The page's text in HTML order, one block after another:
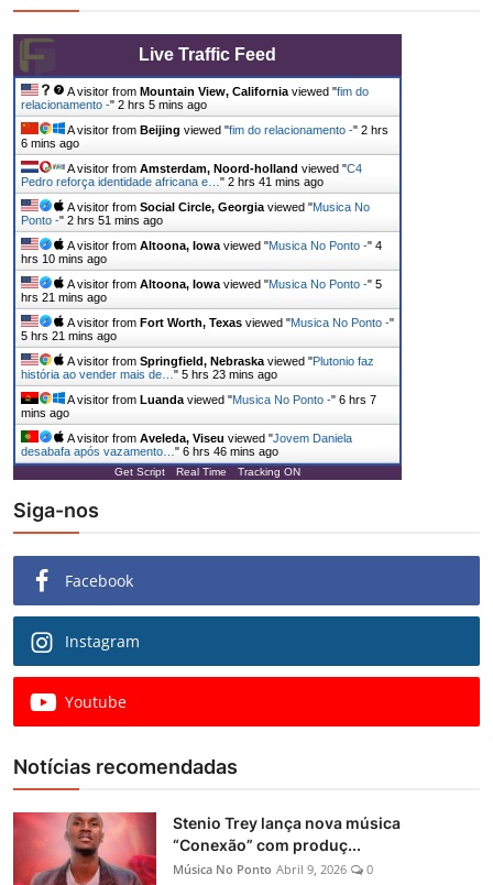
Live Traffic Feed
A visitor from Mountain View, California viewed "fim do
relacionamento -" 2 hrs 5 mins ago
A visitor from Beijing viewed "fim do relacionamento -" 2 hrs
6 mins ago
A visitor from Amsterdam, Noord-holland viewed "C4
Pedro reforça identidade africana e… " 2 hrs 41 mins ago
A visitor from Social Circle, Georgia viewed "Musica No
Ponto -" 2 hrs 51 mins ago
A visitor from Altoona, Iowa viewed "Musica No Ponto -" 4
hrs 10 mins ago
A visitor from Altoona, Iowa viewed "Musica No Ponto -" 5
hrs 21 mins ago
A visitor from Fort Worth, Texas viewed "Musica No Ponto -"
5 hrs 21 mins ago
A visitor from Springfield, Nebraska viewed "Plutonio faz
história ao vender mais de… " 5 hrs 23 mins ago
A visitor from Luanda viewed "Musica No Ponto -" 6 hrs 7
mins ago
A visitor from Aveleda, Viseu viewed "Jovem Daniela
desabafa após vazamento… " 6 hrs 46 mins ago
Get Script Real Time Tracking ON
Siga-nos
Facebook
Instagram
Youtube
Notícias recomendadas
Stenio Trey lança nova música
“Conexão” com produç...
Música No Ponto Abril 9, 2026 0